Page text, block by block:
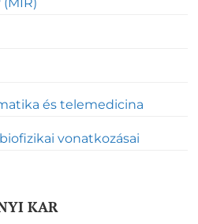
és telemedicina
vonatkozásai
KAR